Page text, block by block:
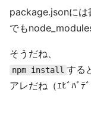
package.jsonには
でも
そうだね、
npm install する
アレだね（ｴﾋﾞﾊﾞﾃ